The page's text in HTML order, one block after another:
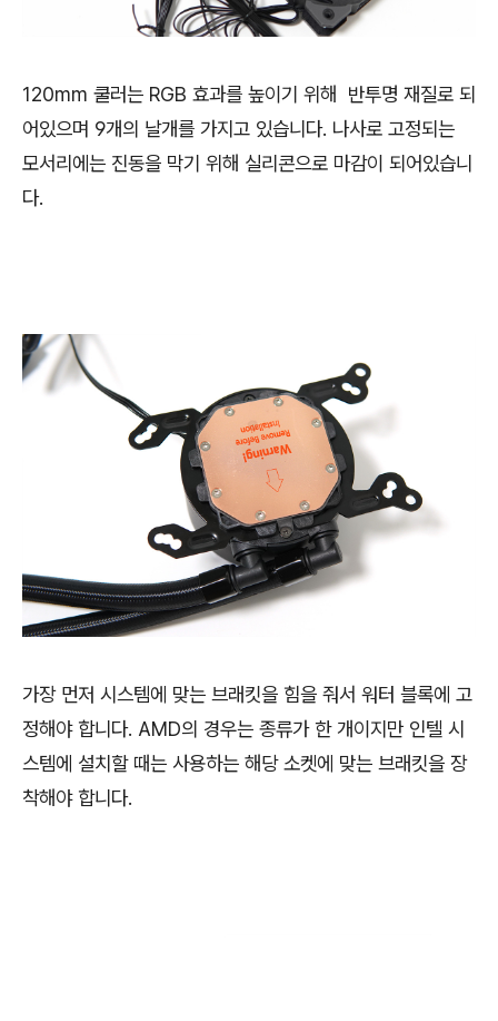
120mm 쿨러는 RGB 효과를 높이기 위해 반투명 재질로 되
어있으며 9개의 날개를 가지고 있습니다. 나사로 고정되는
모서리에는 진동을 막기 위해 실리콘으로 마감이 되어있습니
다.
가장 먼저 시스템에 맞는 브래킷을 힘을 줘서 워터 블록에 고
정해야 합니다. AMD의 경우는 종류가 한 개이지만 인텔 시
스템에 설치할 때는 사용하는 해당 소켓에 맞는 브래킷을 장
착해야 합니다.